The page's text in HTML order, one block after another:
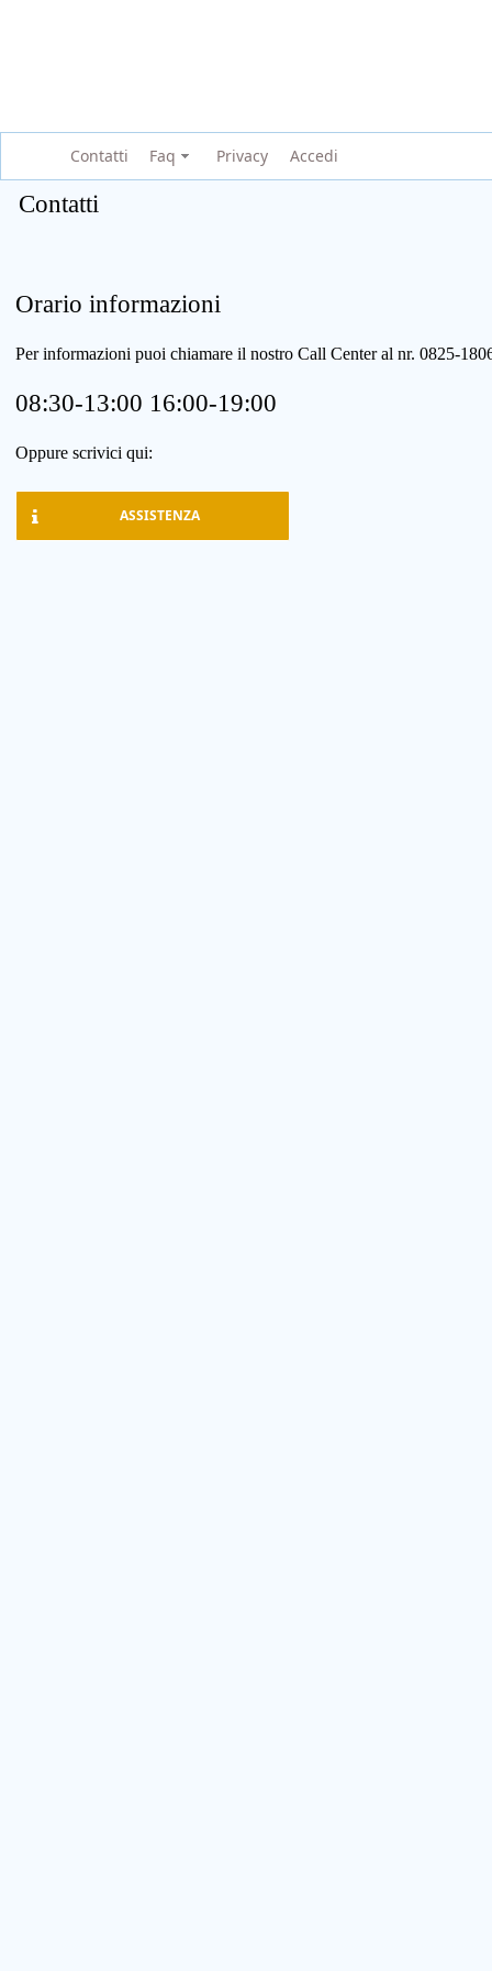
Contatti Faq Privacy Accedi
Contatti
Orario informazioni
Per informazioni puoi chiamare il nostro Call Center al nr. 0825-
08:30-13:00 16:00-19:00
Oppure scrivici qui:
ASSISTENZA